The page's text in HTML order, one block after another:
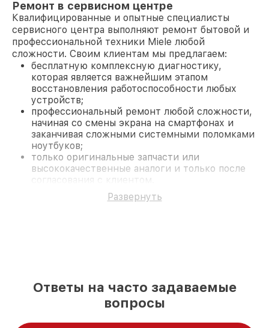
Ремонт в сервисном центре
Квалифицированные и опытные специалисты
сервисного центра выполняют ремонт бытовой и
профессиональной техники Miele любой
сложности. Своим клиентам мы предлагаем:
бесплатную комплексную диагностику,
которая является важнейшим этапом
восстановления работоспособности любых
устройств;
профессиональный ремонт любой сложности,
начиная со смены экрана на смартфонах и
заканчивая сложными системными поломками
ноутбуков;
только оригинальные запчасти или
высококачественные аналоги и только после
согласования с клиентом.
На все работы и замененные комплектующие
предоставляется длительная гарантия. В случае
безупречной репутацией;
современное оборудование и
лицензированное ПО в ремонтно-
диагностических мастерских;
Развернуть
Ответы на часто задаваемые
вопросы